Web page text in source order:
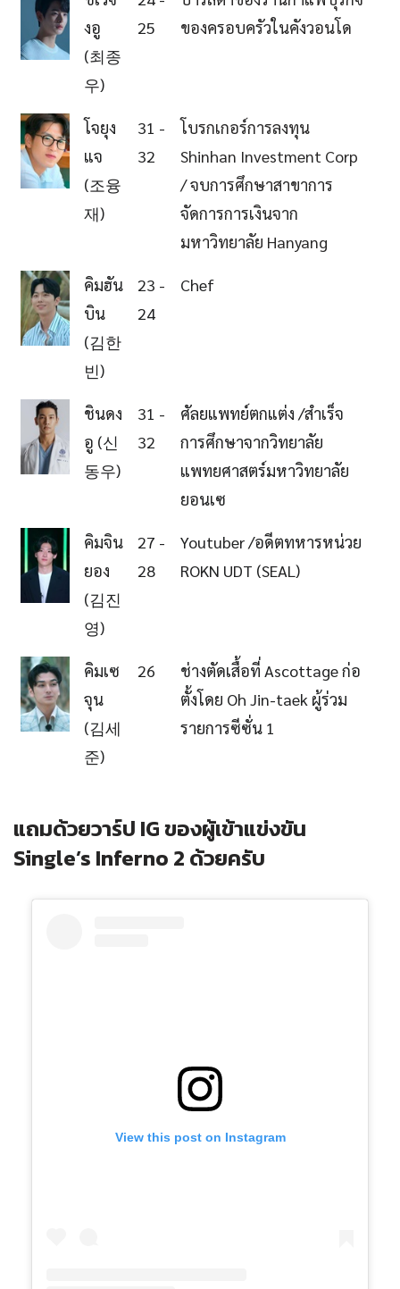
งอู
(최종
우)
25
ของครอบครัวในคังวอนโด
โจยุง
แจ
(조융
재)
31 -
32
โบรกเกอร์การลงทุน
Shinhan Investment Corp
/ จบการศึกษาสาขาการ
จัดการการเงินจาก
มหาวิทยาลัย Hanyang
คิมฮัน
บิน
(김한
빈)
23 -
24
Chef
ชินดง
อู (신
동우)
31 -
32
ศัลยแพทย์ตกแต่ง /สำเร็จ
การศึกษาจากวิทยาลัย
แพทยศาสตร์มหาวิทยาลัย
ยอนเซ
คิมจิน
ยอง
(김진
영)
27 -
28
Youtuber /อดีตทหารหน่วย
ROKN UDT (SEAL)
คิมเซ
จุน
(김세
준)
26
ช่างตัดเสื้อที่ Ascottage ก่อ
ตั้งโดย Oh Jin-taek ผู้ร่วม
รายการซีซั่น 1
แถมด้วยวาร์ป IG ของผู้เข้าแข่งขัน
Single’s Inferno 2 ด้วยครับ
View this post on Instagram